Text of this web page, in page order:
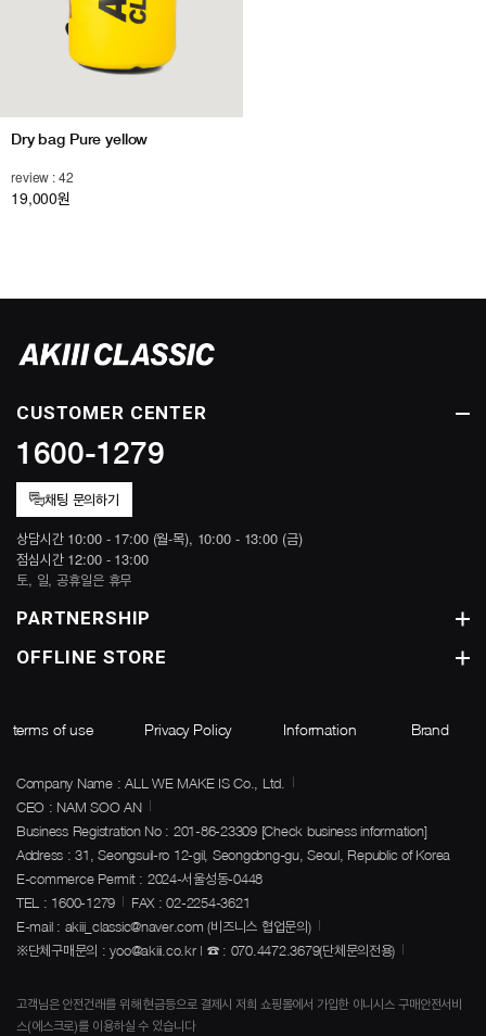
Dry bag Pure yellow
review : 42
19,000원
CUSTOMER CENTER
1600-1279
채팅 문의하기
상담시간 10:00 - 17:00 (월-목), 10:00 - 13:00 (금)
점심시간 12:00 - 13:00
토, 일, 공휴일은 휴무
PARTNERSHIP
OFFLINE STORE
terms of use Privacy Policy Information Brand
Company Name : ALL WE MAKE IS Co., Ltd.
CEO : NAM SOO AN
Business Registration No : 201-86-23309 [Check business information]
Address : 31, Seongsuil-ro 12-gil, Seongdong-gu, Seoul, Republic of Korea
E-commerce Permit : 2024-서울성동-0448
TEL : 1600-1279
FAX : 02-2254-3621
E-mail : akiii_classic@naver.com (비즈니스 협업문의)
※단체구매문의 : yoo@akiii.co.kr | ☎ : 070.4472.3679(단체문의전용)
고객님은 안전건래를 위해 현금등으로 결제시 저희 쇼핑몰에서 가입한 이니시스 구매안전서비
스(에스크로)를 이용하실 수 있습니다